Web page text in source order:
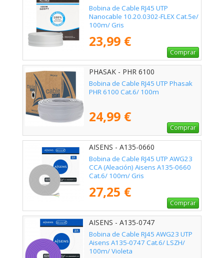
Bobina de Cable RJ45 UTP
Nanocable 10.20.0302-FLEX Cat.5e/
100m/ Gris
23,99 €
Comprar
PHASAK - PHR 6100
Bobina de Cable RJ45 UTP Phasak
PHR 6100 Cat.6/ 100m
24,99 €
Comprar
AISENS - A135-0660
Bobina de Cable RJ45 UTP AWG23
CCA (Aleación) Aisens A135-0660
Cat.6/ 100m/ Gris
27,25 €
Comprar
AISENS - A135-0747
Bobina de Cable RJ45 AWG23 UTP
Aisens A135-0747 Cat.6/ LSZH/
100m/ Violeta